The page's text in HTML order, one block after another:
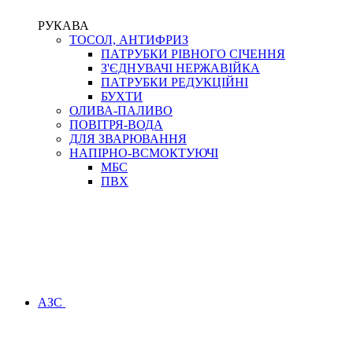
РУКАВА
ТОСОЛ, АНТИФРИЗ
ПАТРУБКИ РІВНОГО СІЧЕННЯ
З'ЄДНУВАЧІ НЕРЖАВІЙКА
ПАТРУБКИ РЕДУКЦІЙНІ
БУХТИ
ОЛИВА-ПАЛИВО
ПОВІТРЯ-ВОДА
ДЛЯ ЗВАРЮВАННЯ
НАПІРНО-ВСМОКТУЮЧІ
МБС
ПВХ
АЗС